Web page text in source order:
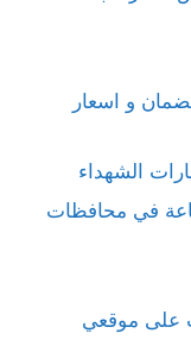
و اسعار
الشهداء
رسيفر و توصيل ريموت 24 ساعة في محافظات
على موقعي